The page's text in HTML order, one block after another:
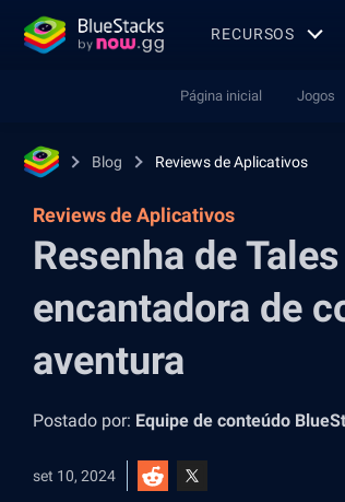
RECURSOS
Página inicial Jogos
Blog Reviews de Aplicativos
Reviews de Aplicativos
Resenha de
encantadora de
aventura
Postado por: Equipe de conteúdo
set 10, 2024